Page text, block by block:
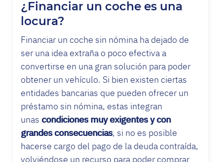
¿Financiar un coche es una
locura?
Financiar un coche sin nómina ha dejado de
ser una idea extraña o poco efectiva a
convertirse en una gran solución para poder
obtener un vehículo. Si bien existen ciertas
entidades bancarias que pueden ofrecer un
préstamo sin nómina, estas integran
unas condiciones muy exigentes y con
grandes consecuencias, si no es posible
hacerse cargo del pago de la deuda contraída,
volviéndose un recurso para poder comprar